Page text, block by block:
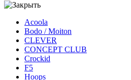
Acoola
Bodo / Moiton
CLEVER
CONCEPT CLUB
Crockid
F5
Hoops